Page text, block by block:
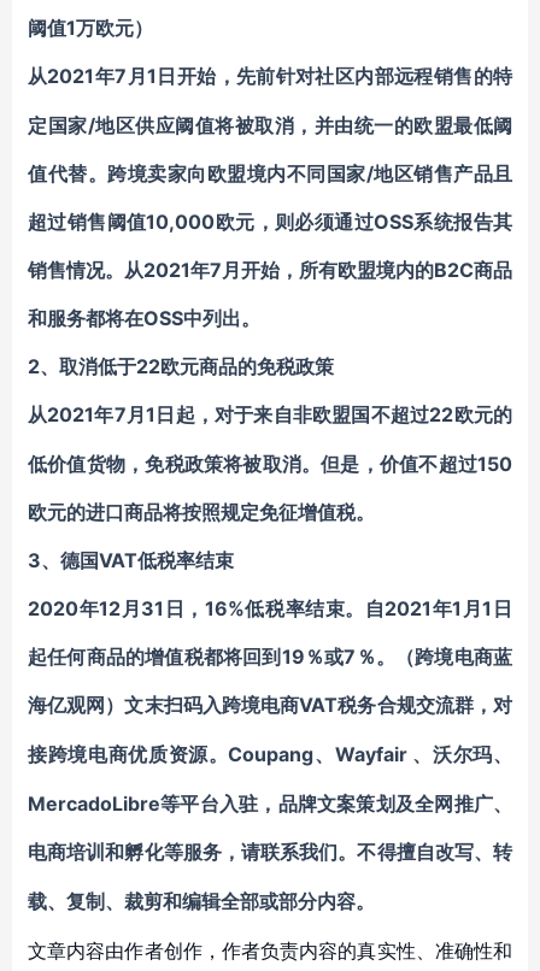
阈值1万欧元）
从2021年7月1日开始，先前针对社区内部远程销售的特
定国家/地区供应阈值将被取消，并由统一的欧盟最低阈
值代替。跨境卖家向欧盟境内不同国家/地区销售产品且
超过销售阈值10,000欧元，则必须通过OSS系统报告其
销售情况。从2021年7月开始，所有欧盟境内的B2C商品
和服务都将在OSS中列出。
2、取消低于22欧元商品的免税政策
从2021年7月1日起，对于来自非欧盟国不超过22欧元的
低价值货物，免税政策将被取消。但是，价值不超过150
欧元的进口商品将按照规定免征增值税。
3、德国VAT低税率结束
2020年12月31日，16%低税率结束。自2021年1月1日
起任何商品的增值税都将回到19％或7％。（跨境电商蓝
海亿观网）文末扫码入跨境电商VAT税务合规交流群，对
接跨境电商优质资源。Coupang、Wayfair 、沃尔玛、
MercadoLibre等平台入驻，品牌文案策划及全网推广、
电商培训和孵化等服务， 请联系我们。不得擅自改写、转
载、复制、裁剪和编辑全部或部分内容。
文章内容由作者创作，作者负责内容的真实性、准确性和